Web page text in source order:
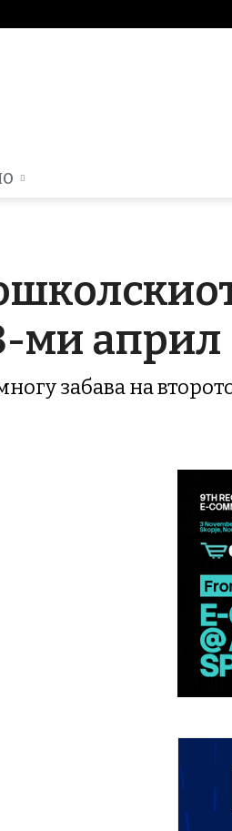
ми април
забава на